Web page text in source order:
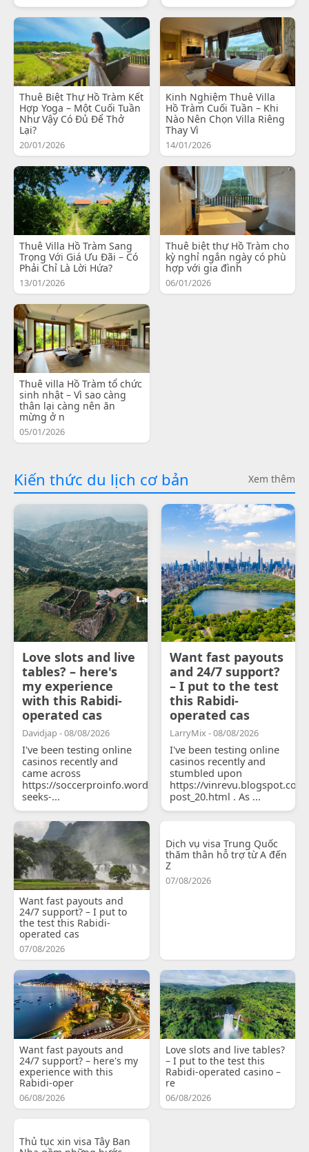
Thuê Biệt Thự Hồ Tràm Kết
Hợp Yoga – Một Cuối Tuần
Như Vậy Có Đủ Để Thở
Lại?
20/01/2026
Kinh Nghiệm Thuê Villa
Hồ Tràm Cuối Tuần – Khi
Nào Nên Chọn Villa Riêng
Thay Vì
14/01/2026
Thuê Villa Hồ Tràm Sang
Trọng Với Giá Ưu Đãi – Có
Phải Chỉ Là Lời Hứa?
13/01/2026
Thuê biệt thự Hồ Tràm cho
kỳ nghỉ ngắn ngày có phù
hợp với gia đình
06/01/2026
Thuê villa Hồ Tràm tổ chức
sinh nhật – Vì sao càng
thân lại càng nên ăn
mừng ở n
05/01/2026
Kiến thức du lịch cơ bản Xem thêm
Love slots and live
tables? – here's
my experience
with this Rabidi-
operated cas
Davidjap - 08/08/2026
I've been testing online
casinos recently and
came across
https://soccerproinfo.wordpress.com/2026/07/11/courtois-
seeks-...
Want fast payouts
and 24/7 support?
– I put to the test
this Rabidi-
operated cas
LarryMix - 08/08/2026
I've been testing online
casinos recently and
stumbled upon
https://
post_20.html . As ...
Want fast payouts and
24/7 support? – I put to
the test this Rabidi-
operated cas
07/08/2026
Dịch vụ visa Trung Quốc
thăm thân hỗ trợ từ A đến
Z
07/08/2026
Want fast payouts and
24/7 support? – here's my
experience with this
Rabidi-oper
06/08/2026
Love slots and live tables?
– I put to the test this
Rabidi-operated casino –
re
06/08/2026
Thủ tục xin visa Tây Ban